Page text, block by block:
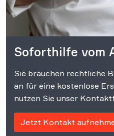
Soforthilfe vom
Sie brauchen rechtliche
an für eine kostenlose
nutzen Sie unser
Jetzt Kontakt